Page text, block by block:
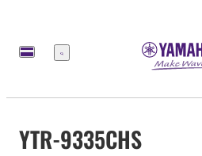
Menu
YTR-9335CHS